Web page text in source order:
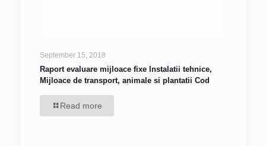
September 15, 2018
Raport evaluare mijloace fixe Instalatii tehnice,
Mijloace de transport, animale si plantatii Cod
Read more